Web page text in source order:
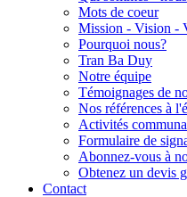
Mots de coeur
Mission - Vision -
Pourquoi nous?
Tran Ba Duy
Notre équipe
Témoignages de
Nos références à
Activités
Formulaire de
Abonnez-vous à
Obtenez un devis
Contact